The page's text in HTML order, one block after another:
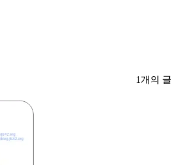
1개의 글